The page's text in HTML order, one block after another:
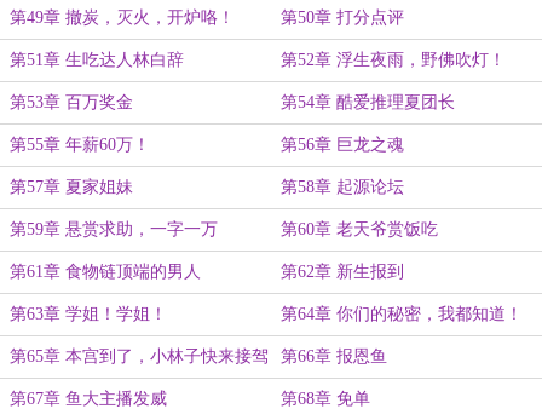
第49章 撤炭，灭火，开炉咯！ 第50章 打分点评
第51章 生吃达人林白辞 第52章 浮生夜雨，野佛吹灯！
第53章 百万奖金 第54章 酷爱推理夏团长
第55章 年薪60万！ 第56章 巨龙之魂
第57章 夏家姐妹 第58章 起源论坛
第59章 悬赏求助，一字一万 第60章 老天爷赏饭吃
第61章 食物链顶端的男人 第62章 新生报到
第63章 学姐！学姐！ 第64章 你们的秘密，我都知道！
第65章 本宫到了，小林子快来接驾 第66章 报恩鱼
第67章 鱼大主播发威 第68章 免单